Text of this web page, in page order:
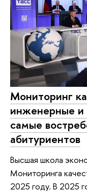
Мониторинг
инженерные и
самые
абитуриентов
Высшая школа
Мониторинга
2025 году. В 2025